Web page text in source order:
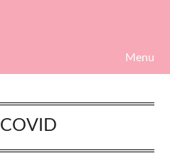
Menu
COVID